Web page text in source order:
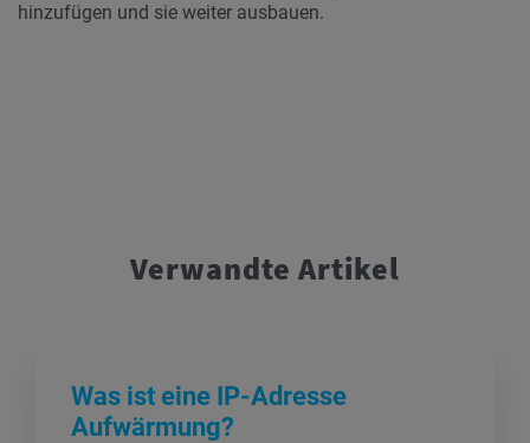
hinzufügen und sie weiter ausbauen.
Verwandte Artikel
Was ist eine IP-Adresse
Aufwärmung?